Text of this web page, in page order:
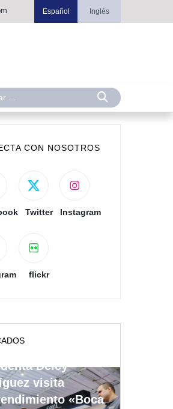
Español Inglés
CON NOSOTROS
Twitter Instagram
flickr
Delcy
visita
«Boca